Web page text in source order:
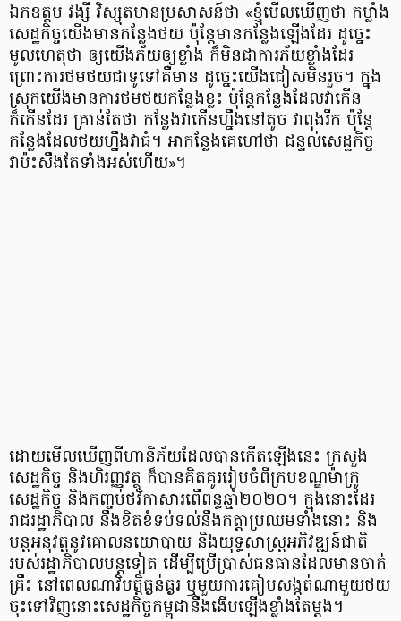
ឯកឧត្តម វង្សី វិស្សុត​មានប្រសាសន៍ថា «ខ្ញុំមើលឃើញថា កម្លាំង
សេដ្ឋកិច្ចយើង​មានកន្លែងថយ ប៉ុន្ដែ​មានកន្លែងឡើងដែរ ដូច្នេះ
មូលហេតុថា ឲ្យយើង​ភ័យឲ្យខ្លាំង​ ក៏មិនជាការភ័យខ្លាំងដែរ
ព្រោះការថមថយ​ជាទូទៅ​គឺមាន ដូច្នេះយើងជៀសមិនរួច។ ក្នុង
ស្រុកយើងមានការថមថយ​កន្លែងខ្លះ ប៉ុន្ដែកន្លែងដែលវាកើន​​
ក៏កើនដែរ គ្រាន់តែ​ថា កន្លែងវាកើនហ្នឹងនៅតូច វាពុងរីក ប៉ុន្ដែ
កន្លែងដែលថយ​ហ្នឹងវាធំ។ អាកន្លែង​គេហៅថា​ ជន្ទល់សេដ្ឋកិច្ច​
វាប៉ះ​សឹងតែទាំងអស់ហើយ»។ ​
ដោយមើលឃើញ​ពី​ហានិភ័យ​ដែលបាន​កើតឡើងនេះ ក្រសួង
សេដ្ឋកិច្ច​ និងហិរញ្ញវត្ថុ ក៏បាន​គិតគូររៀបចំពី​ក្របខណ្ឌ​ម៉ាក្រូ​
សេដ្ឋកិច្ច និង​កញ្ចប់ថវិកាសារពើពន្ធ​ឆ្នាំ២០២០។ ក្នុងនោះដែរ
រាជរដ្ឋាភិបាល​ នឹងខិតខំ​ទប់ទល់នឹង​កត្តាប្រឈម​ទាំងនោះ និង
បន្តអនុវត្ត​នូវគោលនយោបាយ និងយុទ្ធសាស្ត្រ​អភិវឌ្ឍន៍ជាតិ​​
របស់រដ្ឋាភិបាល​បន្តទៀត ដើម្បីប្រើប្រាស់​ធនធាន​ដែលមាន​ចាក់
គ្រឹះ​ នៅពេល​ណា​វិបត្តិធ្ងន់ធ្ងរ ឬមួយការគៀបសង្កត់​ណាមួយថយ
ចុះទៅវិញ​ នោះសេដ្ឋកិច្ច​កម្ពុជា​នឹង​ងើបឡើងខ្លាំងតែម្ដង។